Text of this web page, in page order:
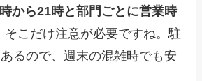
から21時と部門ごとに営業時
そこだけ注意が必要ですね。駐
るので、週末の混雑時でも安